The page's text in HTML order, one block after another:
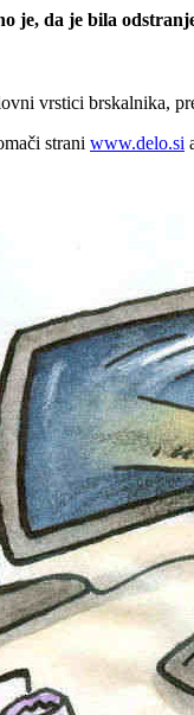
je, da je bila
vrstici brskalnika,
strani www.delo.si